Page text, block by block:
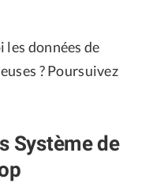
les données de
? Poursuivez
Système de